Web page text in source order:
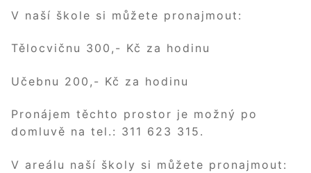
V naší škole si můžete pronajmout:
Tělocvičnu 300,- Kč za hodinu
Učebnu 200,- Kč za hodinu
Pronájem těchto prostor je možný po
domluvě na tel.: 311 623 315.
V areálu naší školy si můžete pronajmout: